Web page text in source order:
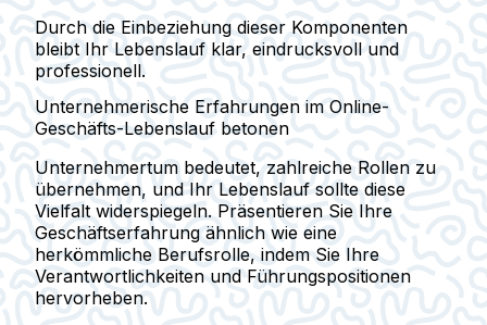
Durch die Einbeziehung dieser Komponenten
bleibt Ihr Lebenslauf klar, eindrucksvoll und
professionell.
Unternehmerische Erfahrungen im Online-
Geschäfts-Lebenslauf betonen
Unternehmertum bedeutet, zahlreiche Rollen zu
übernehmen, und Ihr Lebenslauf sollte diese
Vielfalt widerspiegeln. Präsentieren Sie Ihre
Geschäftserfahrung ähnlich wie eine
herkömmliche Berufsrolle, indem Sie Ihre
Verantwortlichkeiten und Führungspositionen
hervorheben.